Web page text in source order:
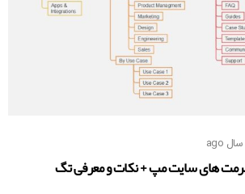
های سایت مپ + نکات و معرفی تگ